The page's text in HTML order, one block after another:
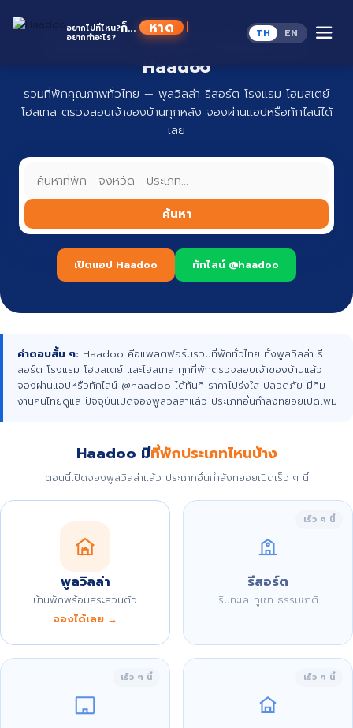
อยากไปที่ไหน?
อยากทำอะไร?
ก็... หาดู TH EN
ที่พักทั่วไทย จองง่าย ปลอดภัย กับ
Haadoo
รวมที่พักคุณภาพทั่วไทย — พูลวิลล่า รีสอร์ต โรงแรม โฮมสเตย์
โฮสเทล ตรวจสอบเจ้าของบ้านทุกหลัง จองผ่านแอปหรือทักไลน์ได้
เลย
ค้นหา
เปิดแอป Haadoo ทักไลน์ @haadoo
คำตอบสั้น ๆ: Haadoo คือแพลตฟอร์มรวมที่พักทั่วไทย ทั้งพูลวิลล่า รี
สอร์ต โรงแรม โฮมสเตย์ และโฮสเทล ทุกที่พักตรวจสอบเจ้าของบ้านแล้ว
จองผ่านแอปหรือทักไลน์ @haadoo ได้ทันที ราคาโปร่งใส ปลอดภัย มีทีม
งานคนไทยดูแล ปัจจุบันเปิดจองพูลวิลล่าแล้ว ประเภทอื่นกำลังทยอยเปิดเพิ่ม
Haadoo มีที่พักประเภทไหนบ้าง
ตอนนี้เปิดจองพูลวิลล่าแล้ว ประเภทอื่นกำลังทยอยเปิดเร็ว ๆ นี้
พูลวิลล่า
บ้านพักพร้อมสระส่วนตัว
จองได้เลย →
เร็ว ๆ นี้
รีสอร์ต
ริมทะเล ภูเขา ธรรมชาติ
เร็ว ๆ นี้ เร็ว ๆ นี้